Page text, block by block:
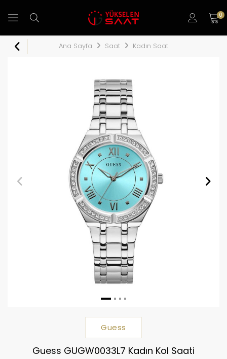
0
Ana Sayfa Saat Kadın Saat
Guess
Guess GUGW0033L7 Kadın Kol Saati